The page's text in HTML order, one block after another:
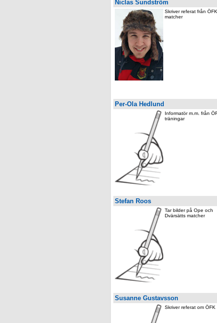
Niclas Sundström
Skriver referat från
matcher
Per-Ola Hedlund
Informatör m.m. från
träningar
Stefan Roos
Tar bilder på Ope och
Dvärsätts matcher
Susanne Gustavsson
Skriver referat om ÖFK